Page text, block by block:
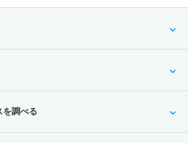
を調べる